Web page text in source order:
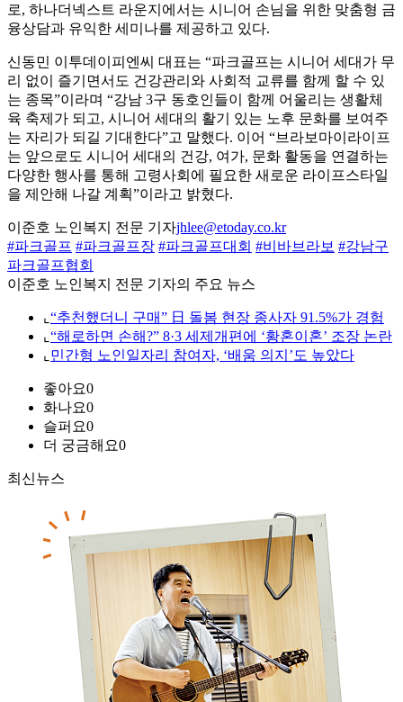
로, 하나더넥스트 라운지에서는 시니어 손님을 위한 맞춤형 금
융상담과 유익한 세미나를 제공하고 있다.
신동민 이투데이피엔씨 대표는 “파크골프는 시니어 세대가 무
리 없이 즐기면서도 건강관리와 사회적 교류를 함께 할 수 있
는 종목”이라며 “강남 3구 동호인들이 함께 어울리는 생활체
육 축제가 되고, 시니어 세대의 활기 있는 노후 문화를 보여주
는 자리가 되길 기대한다”고 말했다. 이어 “브라보마이라이프
는 앞으로도 시니어 세대의 건강, 여가, 문화 활동을 연결하는
다양한 행사를 통해 고령사회에 필요한 새로운 라이프스타일
을 제안해 나갈 계획”이라고 밝혔다.
이준호 노인복지 전문 기자jhlee@etoday.co.kr
#파크골프 #파크골프장 #파크골프대회 #비바브라보 #강남구
파크골프협회
이준호 노인복지 전문 기자의 주요 뉴스
⌞ “추천했더니 구매” 日 돌봄 현장 종사자 91.5%가 경험
⌞ “해로하면 손해?” 8·3 세제개편에 ‘황혼이혼’ 조장 논란
⌞ 민간형 노인일자리 참여자, ‘배움 의지’도 높았다
좋아요0
화나요0
슬퍼요0
더 궁금해요0
최신뉴스